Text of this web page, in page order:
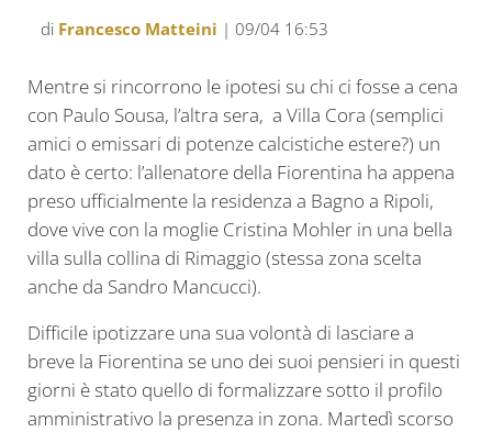
di Francesco Matteini | 09/04 16:53
Mentre si rincorrono le ipotesi su chi ci fosse a cena
con Paulo Sousa, l’altra sera, a Villa Cora (semplici
amici o emissari di potenze calcistiche estere?) un
dato è certo: l’allenatore della Fiorentina ha appena
preso ufficialmente la residenza a Bagno a Ripoli,
dove vive con la moglie Cristina Mohler in una bella
villa sulla collina di Rimaggio (stessa zona scelta
anche da Sandro Mancucci).
Difficile ipotizzare una sua volontà di lasciare a
breve la Fiorentina se uno dei suoi pensieri in questi
giorni è stato quello di formalizzare sotto il profilo
amministrativo la presenza in zona. Martedì scorso